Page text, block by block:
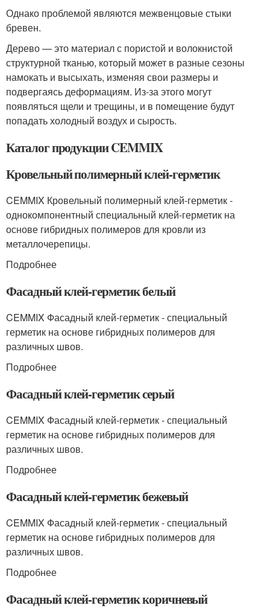
Однако проблемой являются межвенцовые стыки
бревен.
Дерево — это материал с пористой и волокнистой
структурной тканью, который может в разные сезоны
намокать и высыхать, изменяя свои размеры и
подвергаясь деформациям. Из-за этого могут
появляться щели и трещины, и в помещение будут
попадать холодный воздух и сырость.
Каталог продукции CEMMIX
Кровельный полимерный клей-герметик
CEMMIX Кровельный полимерный клей-герметик -
однокомпонентный специальный клей-герметик на
основе гибридных полимеров для кровли из
металлочерепицы.
Подробнее
Фасадный клей-герметик белый
CEMMIX Фасадный клей-герметик - специальный
герметик на основе гибридных полимеров для
различных швов.
Подробнее
Фасадный клей-герметик серый
CEMMIX Фасадный клей-герметик - специальный
герметик на основе гибридных полимеров для
различных швов.
Подробнее
Фасадный клей-герметик бежевый
CEMMIX Фасадный клей-герметик - специальный
герметик на основе гибридных полимеров для
различных швов.
Подробнее
Фасадный клей-герметик коричневый